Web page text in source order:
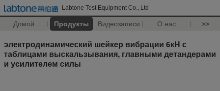
Labtone Test Equipment Co., Ltd
Домой Продукты Видеозаписи О нас >>
электродинамический шейкер вибрации 6кН с
таблицами выскальзывания, главными детандерами
и усилителем силы